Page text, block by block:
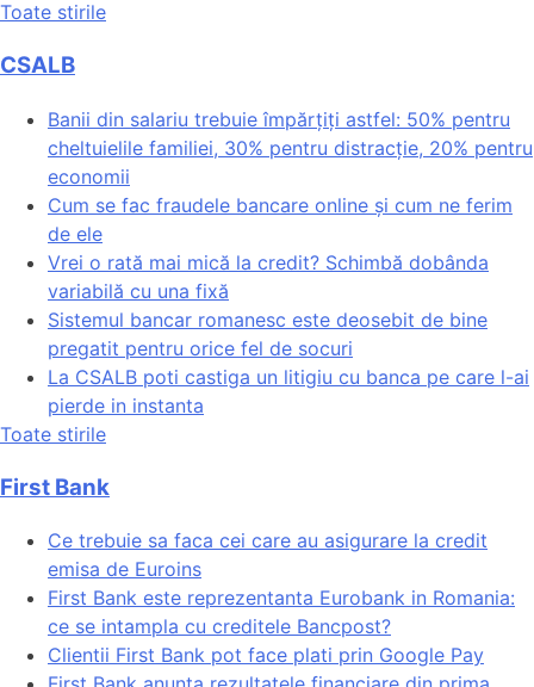
Toate stirile
CSALB
Banii din salariu trebuie împărțiți astfel: 50% pentru
cheltuielile familiei, 30% pentru distracție, 20% pentru
economii
Cum se fac fraudele bancare online și cum ne ferim
de ele
Vrei o rată mai mică la credit? Schimbă dobânda
variabilă cu una fixă
Sistemul bancar romanesc este deosebit de bine
pregatit pentru orice fel de socuri
La CSALB poti castiga un litigiu cu banca pe care l-ai
pierde in instanta
Toate stirile
First Bank
Ce trebuie sa faca cei care au asigurare la credit
emisa de Euroins
First Bank este reprezentanta Eurobank in Romania:
ce se intampla cu creditele Bancpost?
Clientii First Bank pot face plati prin Google Pay